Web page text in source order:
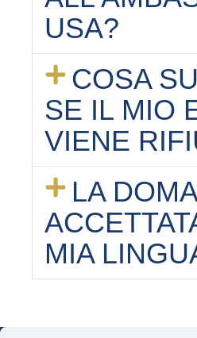
USA?
COSA
SE IL MIO
VIENE
LA
MIA